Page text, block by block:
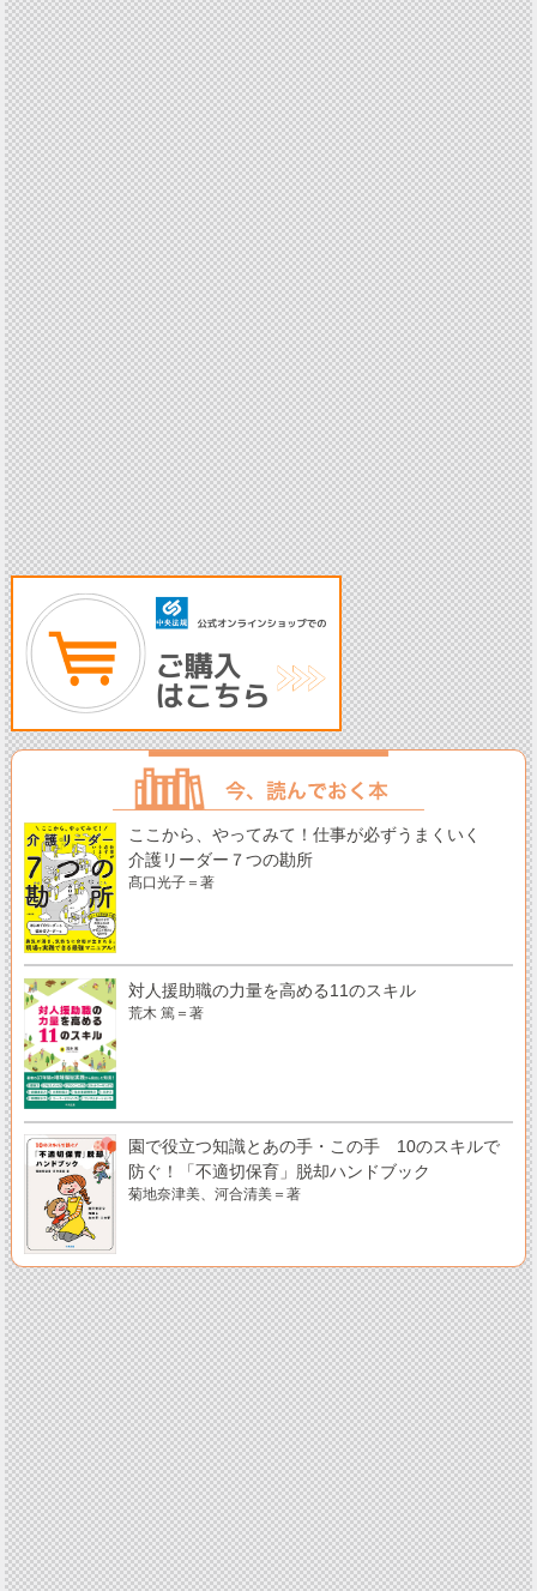
ここから、やってみて！仕事が必ずうまくいく
介護リーダー７つの勘所
髙口光子＝著
対人援助職の力量を高める11のスキル
荒木 篤＝著
園で役立つ知識とあの手・この手 10のスキルで
防ぐ！「不適切保育」脱却ハンドブック
菊地奈津美、河合清美＝著